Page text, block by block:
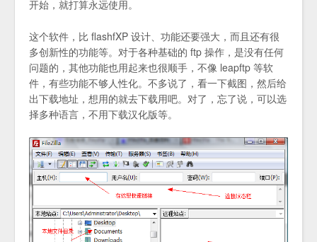
开始，就打算永远使用。
这个软件，比 flashfXP 设计、功能还要强大，而且还有很
多创新性的功能等。对于各种基础的 ftp 操作，是没有任何
问题的，其他功能也用起来也很顺手，不像 leapftp 等软
件，有些功能不够人性化。不多说了，看一下截图，然后给
出下载地址，想用的就去下载用吧。对了，忘了说，可以选
择多种语言，不用下载汉化版等。